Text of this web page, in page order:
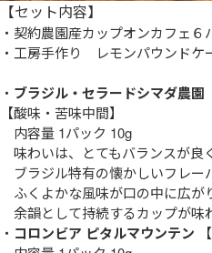
【セット内容】
・契約農園産カップオンカフェ６
・工房手作り レモンパウンドケ
・ ブラジル・セラードシマダ農園
【酸味・苦味中間】
内容量 1パック 10g
味わいは、とてもバランスが良く
ブラジル特有の懐かしいフレー
ふくよかな風味が口の中に広が
余韻として持続するカップが味
・ コロンビア ピタルマウンテン